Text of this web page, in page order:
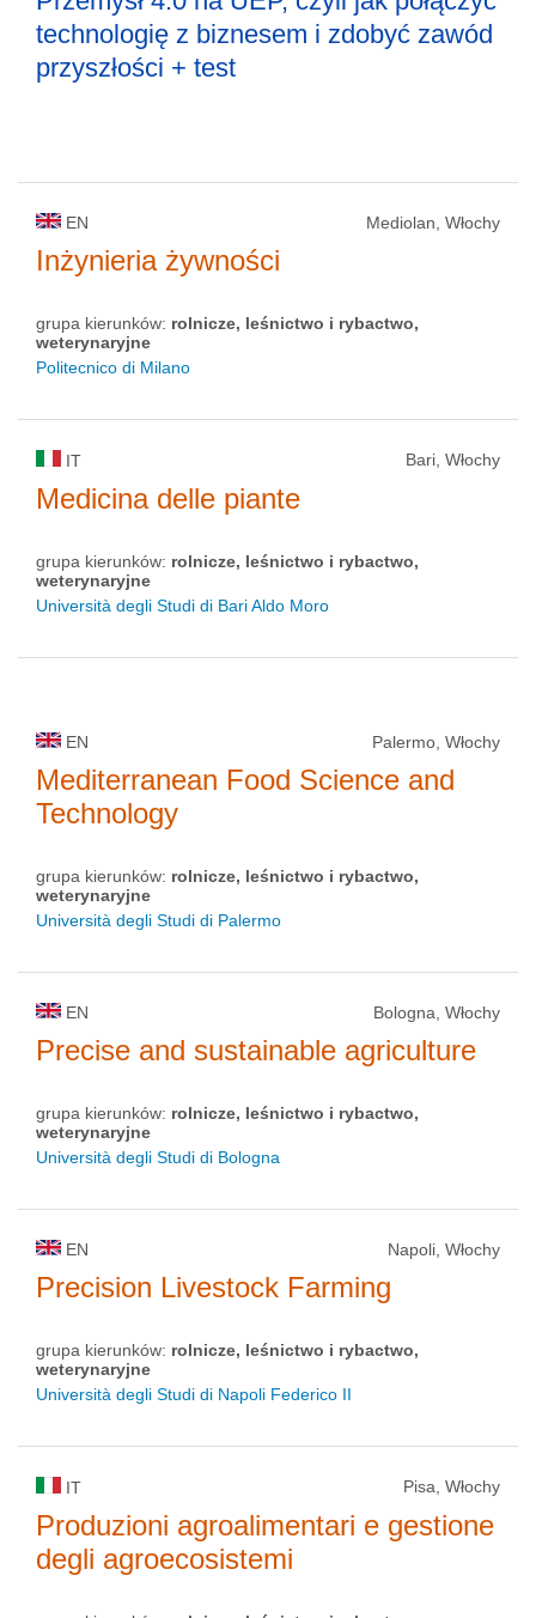
technologię z biznesem i zdobyć zawód
przyszłości + test
EN Mediolan, Włochy
Inżynieria żywności
grupa kierunków: rolnicze, leśnictwo i rybactwo,
weterynaryjne
Politecnico di Milano
IT Bari, Włochy
Medicina delle piante
grupa kierunków: rolnicze, leśnictwo i rybactwo,
weterynaryjne
Università degli Studi di Bari Aldo Moro
EN Palermo, Włochy
Mediterranean Food Science and
Technology
grupa kierunków: rolnicze, leśnictwo i rybactwo,
weterynaryjne
Università degli Studi di Palermo
EN Bologna, Włochy
Precise and sustainable agriculture
grupa kierunków: rolnicze, leśnictwo i rybactwo,
weterynaryjne
Università degli Studi di Bologna
EN Napoli, Włochy
Precision Livestock Farming
grupa kierunków: rolnicze, leśnictwo i rybactwo,
weterynaryjne
Università degli Studi di Napoli Federico II
IT Pisa, Włochy
Produzioni agroalimentari e gestione
degli agroecosistemi